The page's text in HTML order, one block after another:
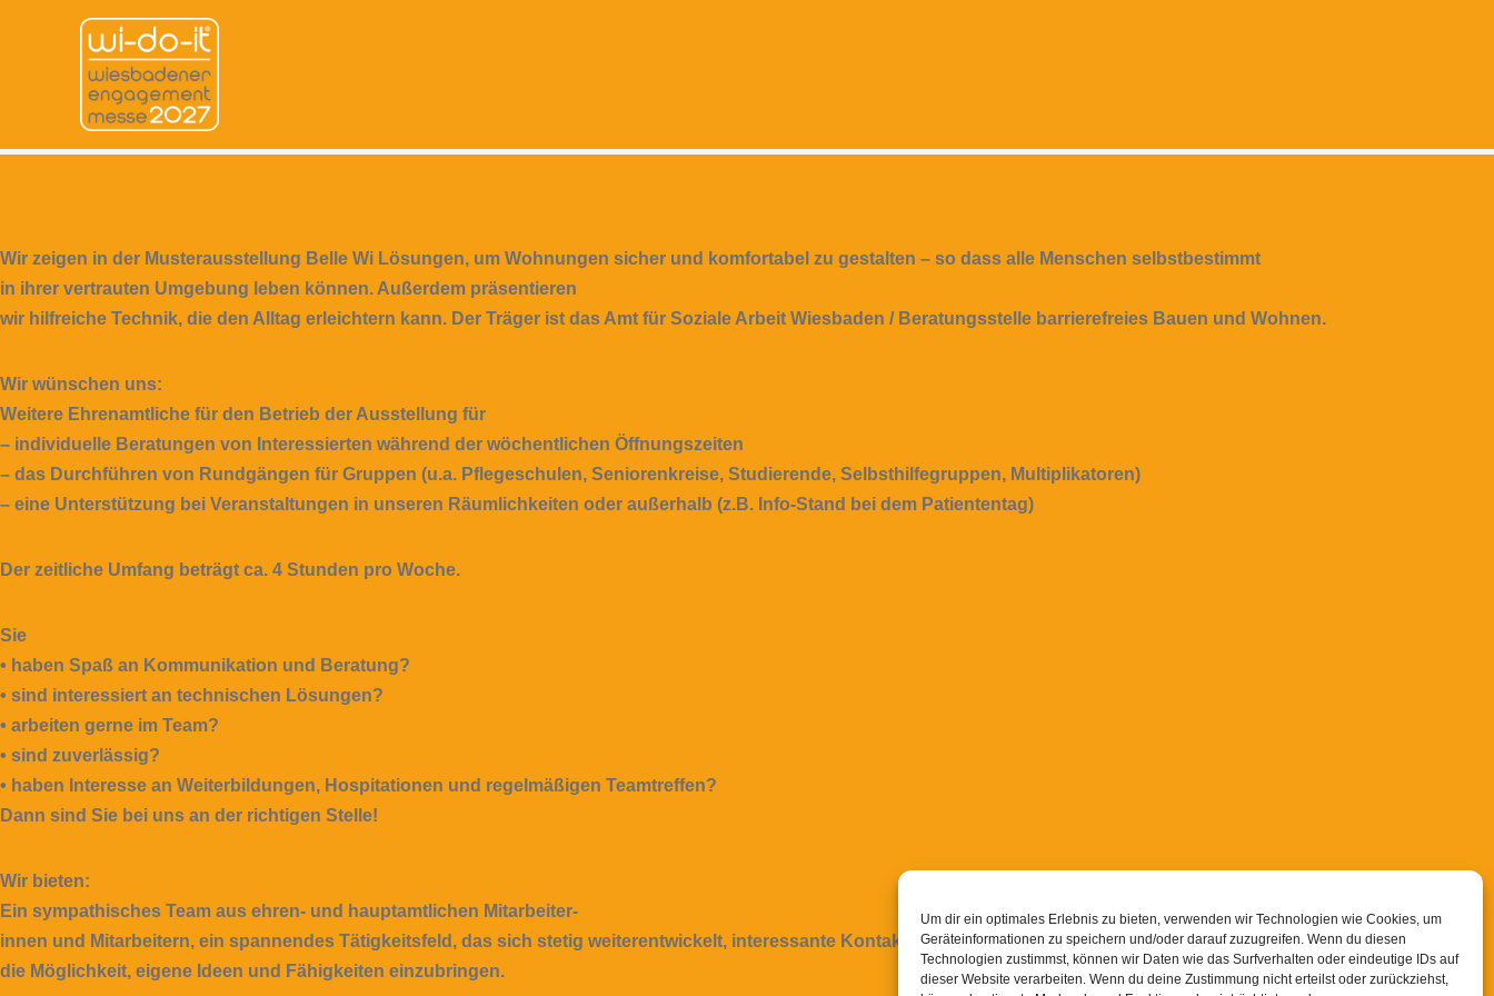
Um dir ein optimales Erlebnis zu bieten, verwenden wir Technologien wie Cookies, um
Geräteinformationen zu speichern und/oder darauf zuzugreifen. Wenn du diesen
Technologien zustimmst, können wir Daten wie das Surfverhalten oder eindeutige IDs auf
dieser Website verarbeiten. Wenn du deine Zustimmung nicht erteilst oder zurückziehst,
Wir zeigen in der Musterausstellung Belle Wi Lösungen, um Wohnungen sicher und komfortabel zu gestalten – so dass alle Menschen selbstbestimmt
in ihrer vertrauten Umgebung leben können. Außerdem präsentieren
wir hilfreiche Technik, die den Alltag erleichtern kann. Der Träger ist das Amt für Soziale Arbeit Wiesbaden / Beratungsstelle barrierefreies Bauen und Wohnen.
Wir wünschen uns:
Weitere Ehrenamtliche für den Betrieb der Ausstellung für
– individuelle Beratungen von Interessierten während der wöchentlichen Öffnungszeiten
– das Durchführen von Rundgängen für Gruppen (u.a. Pflegeschulen, Seniorenkreise, Studierende, Selbsthilfegruppen, Multiplikatoren)
– eine Unterstützung bei Veranstaltungen in unseren Räumlichkeiten oder außerhalb (z.B. Info-Stand bei dem Patiententag)
Der zeitliche Umfang beträgt ca. 4 Stunden pro Woche.
Sie
• haben Spaß an Kommunikation und Beratung?
• sind interessiert an technischen Lösungen?
• arbeiten gerne im Team?
• sind zuverlässig?
• haben Interesse an Weiterbildungen, Hospitationen und regelmäßigen Teamtreffen?
Dann sind Sie bei uns an der richtigen Stelle!
Wir bieten:
Ein sympathisches Team aus ehren- und hauptamtlichen Mitarbeiter-
innen und Mitarbeitern, ein spannendes Tätigkeitsfeld, das sich stetig weiterentwickelt, interessante Kontakte, Inhouse-Schulungen sowie
die Möglichkeit, eigene Ideen und Fähigkeiten einzubringen.